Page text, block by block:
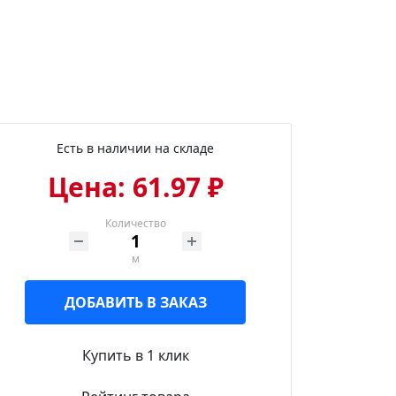
Есть в наличии на складе
Цена: 61.97 ₽
Количество
м
ДОБАВИТЬ В ЗАКАЗ
Купить в 1 клик